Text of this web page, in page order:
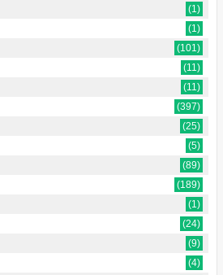
(1)
(1)
(101)
(11)
(11)
(397)
(25)
(5)
(89)
(189)
(1)
(24)
(9)
(4)